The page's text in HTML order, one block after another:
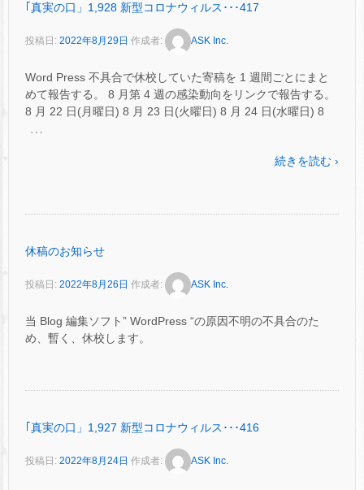
｢真実の口」1,928 新型コロナウィルス･･･417
投稿日: 2022年8月29日 作成者: ASK Inc.
Word Press 不具合で休校していた寄稿を 1 週間ごとにまと
めて報告する。 8 月第 4 週の感染動向をリンクで報告する。
8 月 22 日(月曜日) 8 月 23 日(火曜日) 8 月 24 日(水曜日) 8
…
続きを読む ›
休稿のお知らせ
投稿日: 2022年8月26日 作成者: ASK Inc.
当 Blog 編集ソフト” WordPress “の原因不明の不具合のた
め、暫く、休校します。
｢真実の口」1,927 新型コロナウィルス･･･416
投稿日: 2022年8月24日 作成者: ASK Inc.